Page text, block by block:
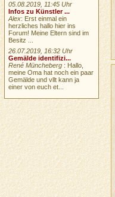
05.08.2019, 11:45 Uhr
Infos zu Künstler ...
Alex: Erst einmal ein
herzliches hallo hier ins
Forum! Meine Eltern sind im
Besitz ...
26.07.2019, 16:32 Uhr
Gemälde identifizi...
René Müncheberg : Hallo,
meine Oma hat noch ein paar
Gemälde und vllt kann ja
einer von euch et...